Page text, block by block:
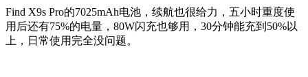
Find X9s Pro的7025mAh电池，续航也很给力，五小时重度使
用后还有75%的电量，80W闪充也够用，30分钟能充到50%以
上，日常使用完全没问题。